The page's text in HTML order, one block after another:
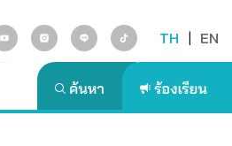
TH | EN